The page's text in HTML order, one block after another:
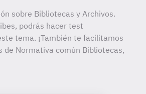
sobre Bibliotecas y Archivos.
podrás hacer test
tema. ¡También te facilitamos
Normativa común Bibliotecas,